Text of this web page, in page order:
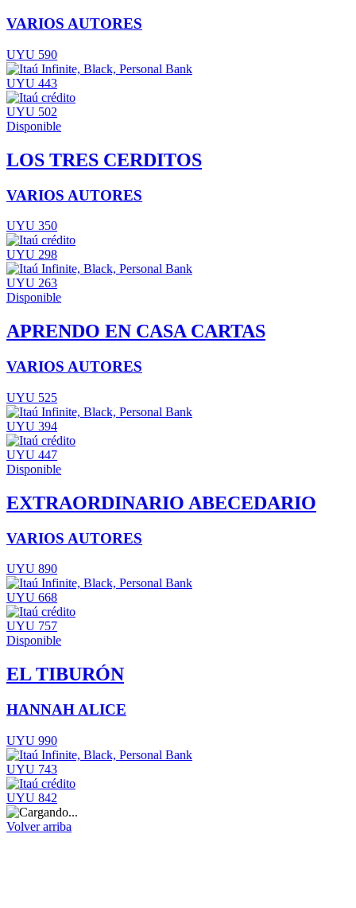
VARIOS AUTORES
UYU 590
UYU 443
UYU 502
Disponible
LOS TRES CERDITOS
VARIOS AUTORES
UYU 350
UYU 298
UYU 263
Disponible
APRENDO EN CASA CARTAS
VARIOS AUTORES
UYU 525
UYU 394
UYU 447
Disponible
EXTRAORDINARIO ABECEDARIO
VARIOS AUTORES
UYU 890
UYU 668
UYU 757
Disponible
EL TIBURÓN
HANNAH ALICE
UYU 990
UYU 743
UYU 842
Volver arriba